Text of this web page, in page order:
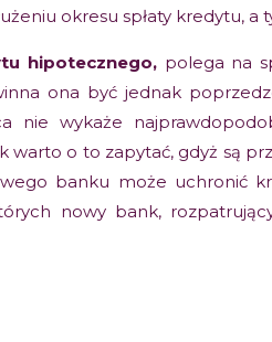
okresu spłaty kredytu,
hipotecznego, polega na
ona być jednak
nie wykaże
warto o to zapytać, gdyż są
banku może uchronić
nowy bank,